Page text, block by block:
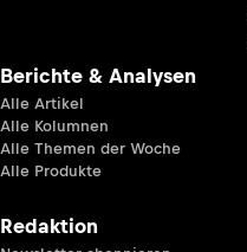
Berichte & Analysen
Alle Artikel
Alle Kolumnen
Alle Themen der Woche
Alle Produkte
Redaktion